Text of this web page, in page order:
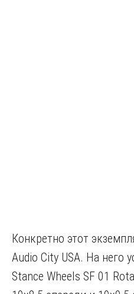
Конкретно этот
Audio City USA. На него
Stance Wheels SF 01